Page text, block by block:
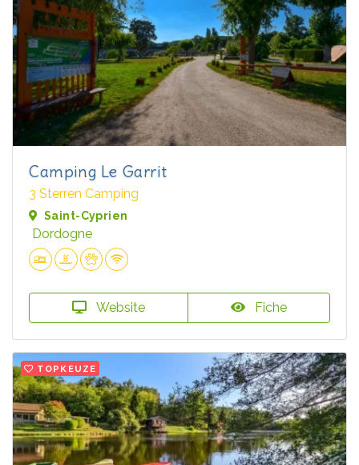
Camping Le Garrit
3 Sterren Camping
Saint-Cyprien
Dordogne
Website Fiche
TOPKEUZE